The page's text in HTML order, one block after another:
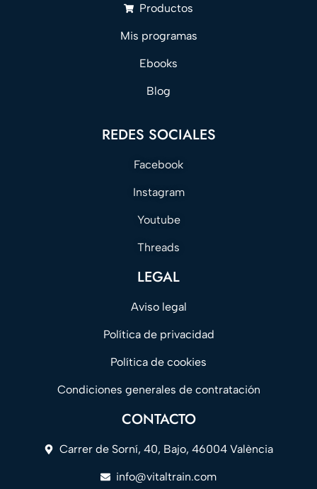
Productos
Mis programas
Ebooks
Blog
REDES SOCIALES
Facebook
Instagram
Youtube
Threads
LEGAL
Aviso legal
Política de privacidad
Política de cookies
Condiciones generales de contratación
CONTACTO
Carrer de Sorní, 40, Bajo, 46004 València
info@vitaltrain.com